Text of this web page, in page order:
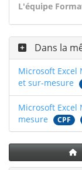
L'équipe
Dans la
Microsoft Excel
et sur-mesure
Microsoft Excel
mesure
CPF